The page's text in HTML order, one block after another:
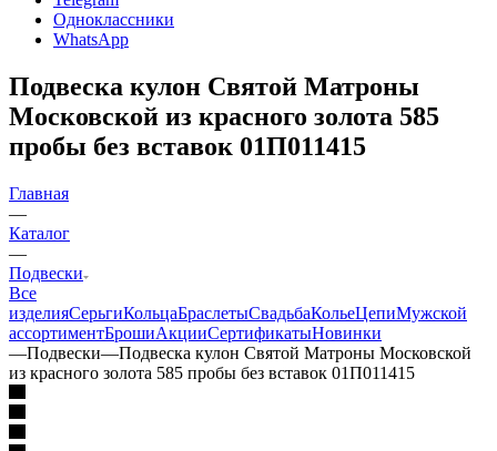
Одноклассники
WhatsApp
Подвеска кулон Святой Матроны
Московской из красного золота 585
пробы без вставок 01П011415
Главная
—
Каталог
—
Подвески
Все
изделияСерьгиКольцаБраслетыСвадьбаКольеЦепиМужской
ассортиментБрошиАкцииСертификатыНовинки
—Подвески—Подвеска кулон Святой Матроны Московской
из красного золота 585 пробы без вставок 01П011415